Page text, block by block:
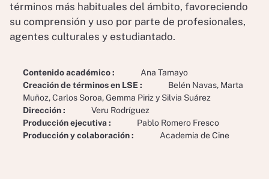
términos más habituales del ámbito, favoreciendo
su comprensión y uso por parte de profesionales,
agentes culturales y estudiantado.
Contenido académico
Ana Tamayo
Creación de términos en LSE
Belén Navas, Marta
Muñoz, Carlos Soroa, Gemma Piriz y Silvia Suárez
Dirección
Veru Rodríguez
Producción ejecutiva
Pablo Romero Fresco
Producción y colaboración
Academia de Cine